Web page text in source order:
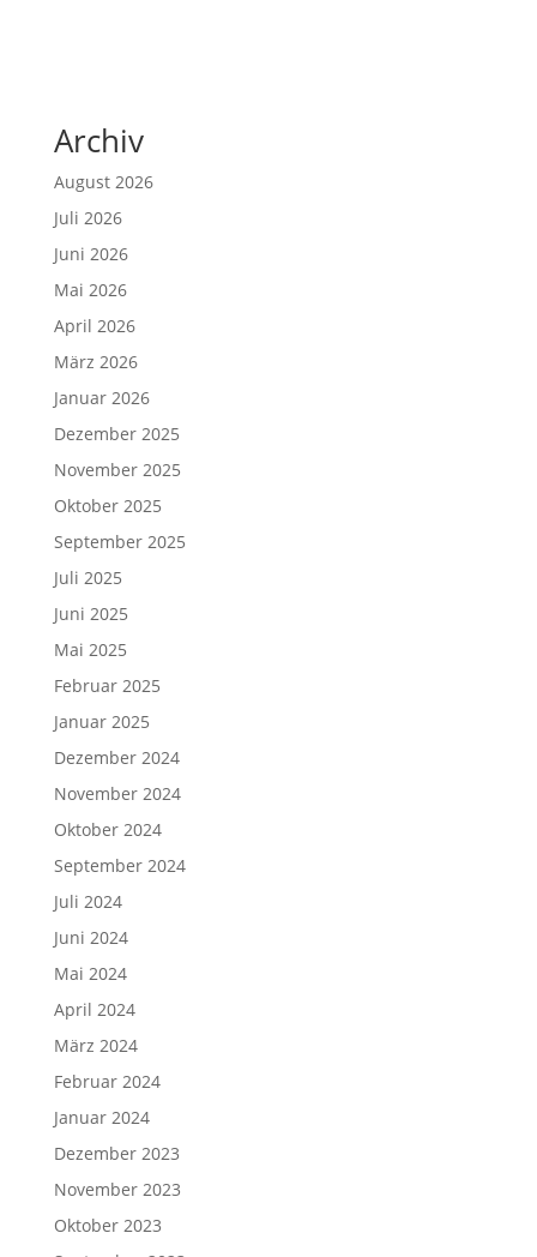
Archiv
August 2026
Juli 2026
Juni 2026
Mai 2026
April 2026
März 2026
Januar 2026
Dezember 2025
November 2025
Oktober 2025
September 2025
Juli 2025
Juni 2025
Mai 2025
Februar 2025
Januar 2025
Dezember 2024
November 2024
Oktober 2024
September 2024
Juli 2024
Juni 2024
Mai 2024
April 2024
März 2024
Februar 2024
Januar 2024
Dezember 2023
November 2023
Oktober 2023